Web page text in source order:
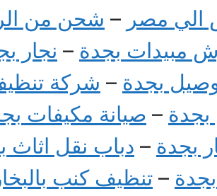
الي مصر – شحن من
مبيدات بجدة – نجار
بجدة – شركة
– صيانة مكيفات
بجدة – دباب نقل اثاث
– تنظيف كنب